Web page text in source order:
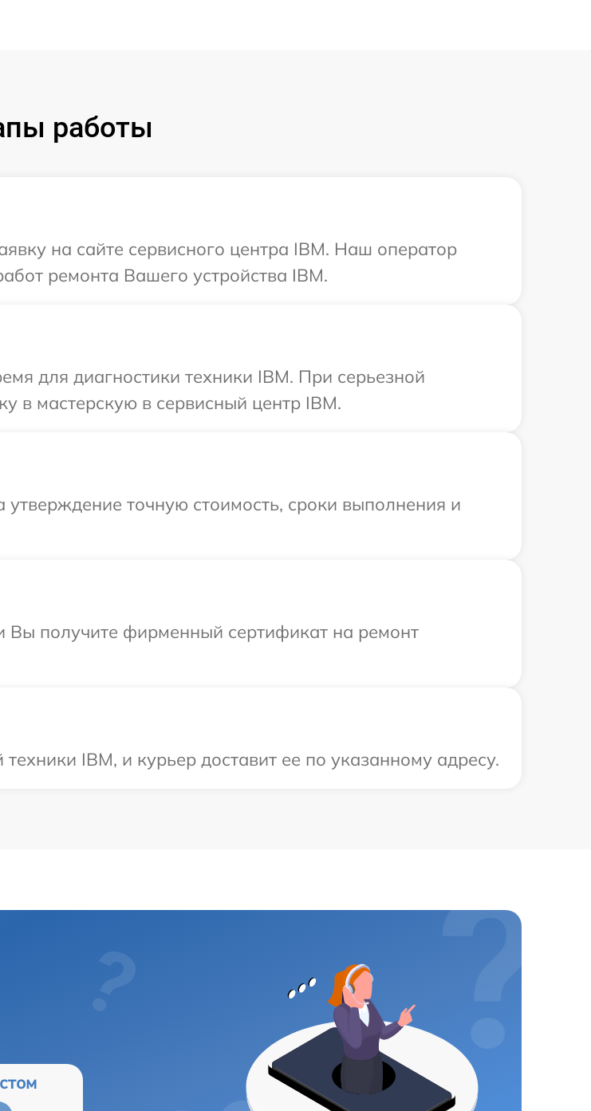
работы
на сайте сервисного центра IBM. Наш оператор
ремонта Вашего устройства IBM.
для диагностики техники IBM. При серьезной
в мастерскую в сервисный центр IBM.
точную стоимость, сроки выполнения и
Вы получите фирменный сертификат на ремонт
IBM, и курьер доставит ее по указанному адресу.